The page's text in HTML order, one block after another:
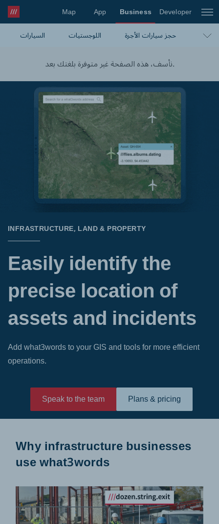
Map App Business
Developer
what3words Pro
السيارات اللوجستيات
حجز سيارات الأجرة
التنقّل والخرائط
التجارة الإلكترونيةنأسف، هذه الصفحة غير متوفرة بلغتك بعد.
INFRASTRUCTURE, LAND & PROPERTY
Easily identify the
precise location of
assets and incidents
Add what3words to your GIS and tools for more efficient
operations.
Speak to the team Plans & pricing
Why infrastructure businesses
use what3words